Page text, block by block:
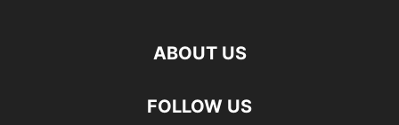
ABOUT US
FOLLOW US